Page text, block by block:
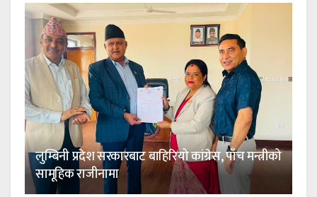
लुम्बिनी प्रदेश सरकारबाट बाहिरियो कांग्रेस, पाँच मन्त्रीको
सामूहिक राजीनामा